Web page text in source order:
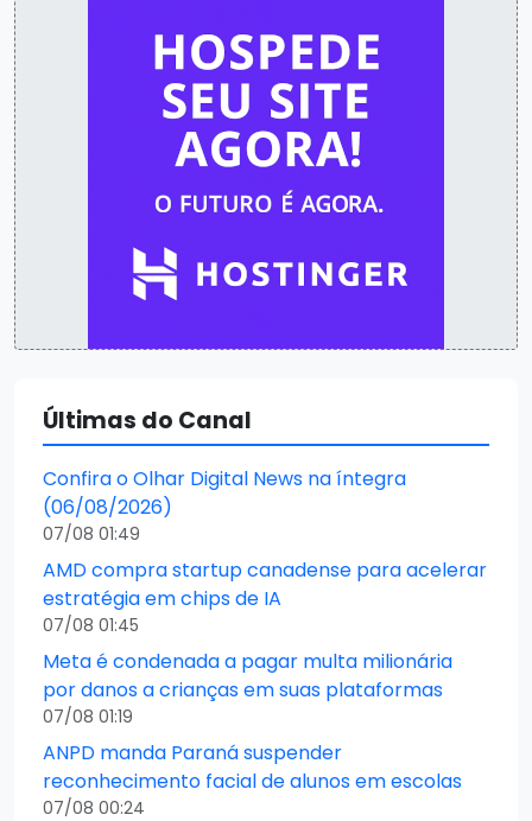
Últimas do Canal
Confira o Olhar Digital News na íntegra
(06/08/2026)
07/08 01:49
AMD compra startup canadense para acelerar
estratégia em chips de IA
07/08 01:45
Meta é condenada a pagar multa milionária
por danos a crianças em suas plataformas
07/08 01:19
ANPD manda Paraná suspender
reconhecimento facial de alunos em escolas
07/08 00:24